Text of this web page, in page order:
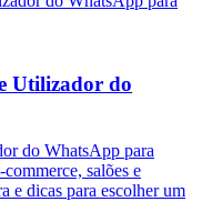
Utilizador do
do WhatsApp para
salões e
e dicas para escolher um